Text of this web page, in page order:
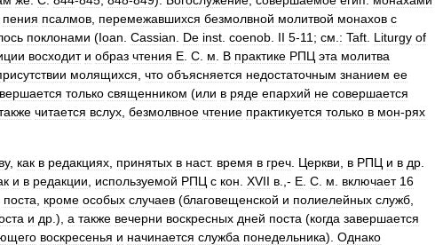
пения псалмов перемежавшихся безмолвной молитвой монахов с
поклонами (Ioan Cassian De inst coenob II 5-11 ; см : Taft Liturgy of
восходит и образ чтения Е С м В практике РПЦ эта молитва
молящихся что объясняется недостаточным знанием ее
только священником (или в ряде епархий не совершается
читается вслух безмолвное чтение практикуется только в мон-рях
, как в редакциях принятых в наст. время в греч Церкви в РПЦ и в др
и в редакции используемой РПЦ с кон XVII в .,- Е С м включает 16
поста кроме особых случаев (благовещенской и полиелейных служб
и др .), а также вечерни воскресных дней поста (когда завершается
воскресенья и начинается служба понедельника). Однако